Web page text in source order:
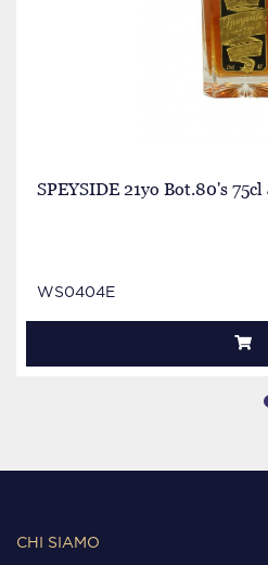
SPEYSIDE 21yo Bot.80's
WS0404E
CHI SIAMO